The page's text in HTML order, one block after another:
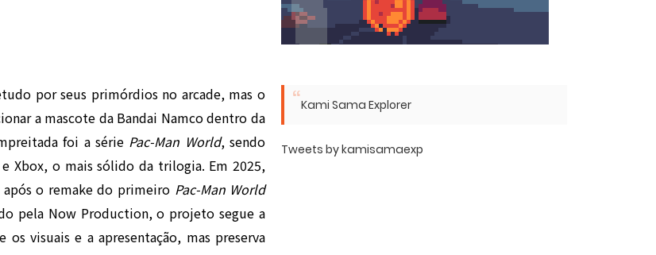
por seus primórdios no arcade, mas o
a mascote da Bandai Namco dentro da
foi a série Pac-Man World, sendo
Xbox, o mais sólido da trilogia. Em 2025,
após o remake do primeiro Pac-Man World
pela Now Production, o projeto segue a
visuais e a apresentação, mas preserva
Kami Sama Explorer
Tweets by kamisamaexp